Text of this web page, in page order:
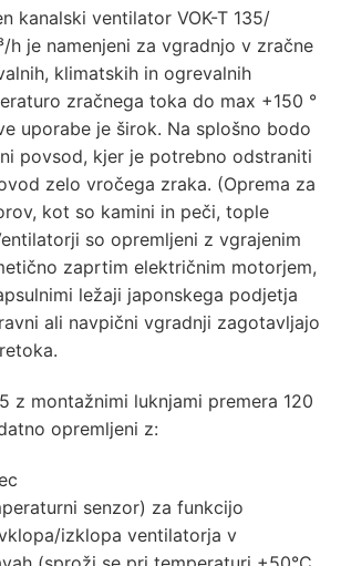
kanalski ventilator VOK-T 135/
h je namenjeni za vgradnjo v zračne
klimatskih in ogrevalnih
zračnega toka do max +150 °
uporabe je širok. Na splošno bodo
povsod, kjer je potrebno odstraniti
zelo vročega zraka. (Oprema za
kot so kamini in peči, tople
so opremljeni z vgrajenim
zaprtim električnim motorjem,
ležaji japonskega podjetja
ali navpični vgradnji zagotavljajo
z montažnimi luknjami premera 120
opremljeni z:
senzor) za funkcijo
izklopa ventilatorja v